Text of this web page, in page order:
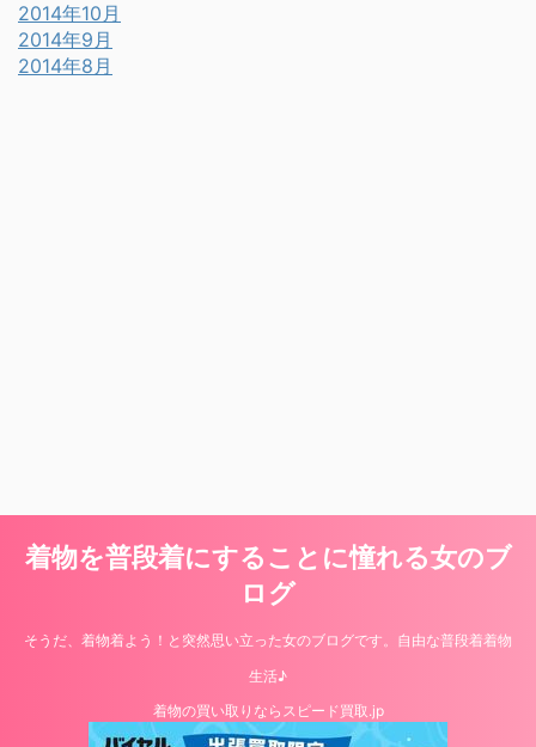
2014年10月
2014年9月
2014年8月
着物を普段着にすることに憧れる女のブ
ログ
そうだ、着物着よう！と突然思い立った女のブログです。自由な普段着着物
生活♪
着物の買い取りならスピード買取.jp